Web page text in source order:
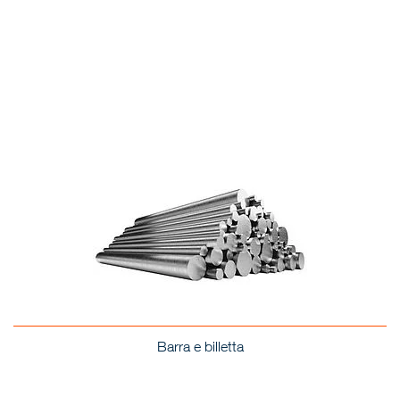
Barra e billetta